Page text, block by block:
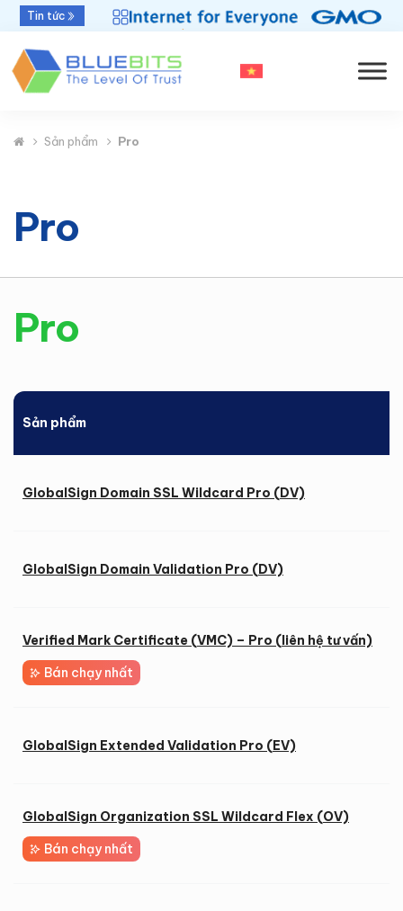
Tin tức
Bluebits được GlobalSign vinh danh “Top Sales
2025” khu vực APAC
Sản phẩm Pro
Pro
Pro
Sản phẩm
GlobalSign Domain SSL Wildcard Pro (DV)
GlobalSign Domain Validation Pro (DV)
Verified Mark Certificate (VMC) – Pro (liên hệ tư vấn)
Bán chạy nhất
GlobalSign Extended Validation Pro (EV)
GlobalSign Organization SSL Wildcard Flex (OV)
Bán chạy nhất